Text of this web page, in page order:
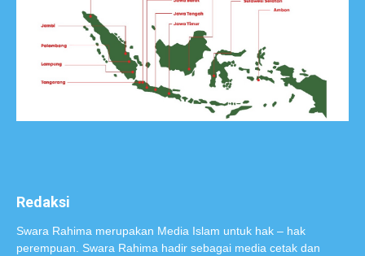
Redaksi
Swara Rahima merupakan Media Islam untuk hak – hak
perempuan. Swara Rahima hadir sebagai media cetak dan